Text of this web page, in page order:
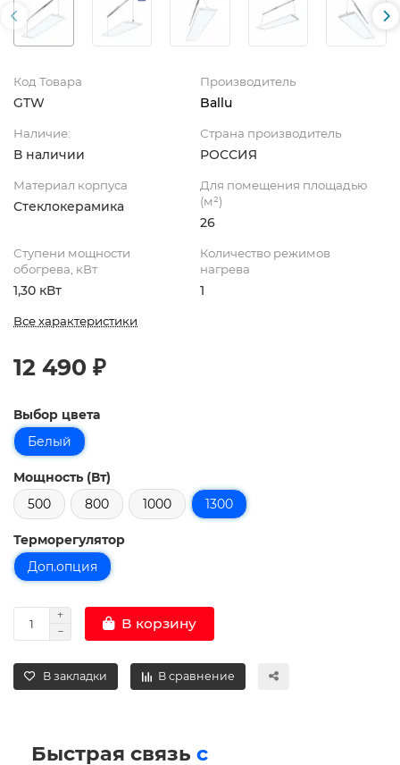
Код Товара
GTW
Производитель
Ballu
Наличие:
В наличии
Страна производитель
РОССИЯ
Материал корпуса
Стеклокерамика
Для помещения площадью
(м²)
26
Ступени мощности
обогрева, кВт
1,30 кВт
Количество режимов
нагрева
1
Все характеристики
12 490 ₽
Выбор цвета
Белый
Мощность (Вт)
500
800 1000 1300
Терморегулятор
Доп.опция
В корзину
В закладки В сравнение
Быстрая связь с